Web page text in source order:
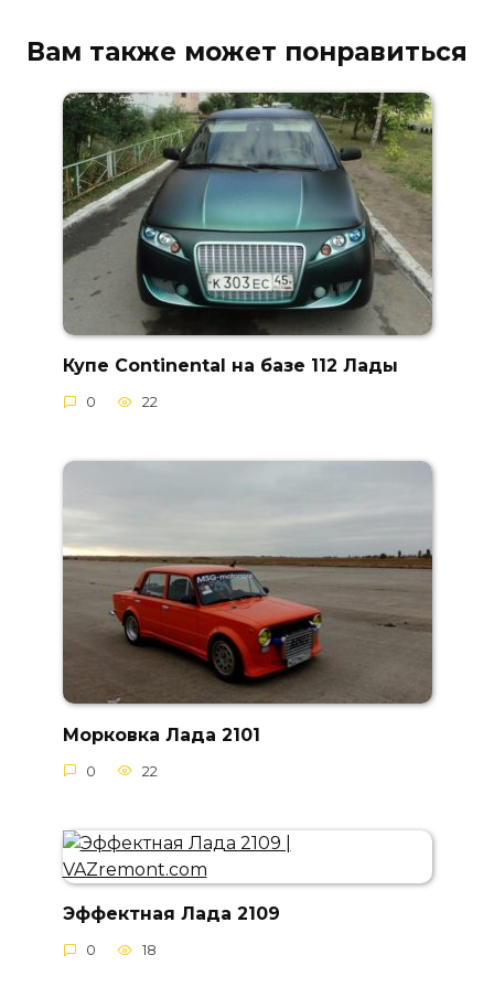
Вам также может понравиться
Купе Continental на базе 112 Лады
0 22
Морковка Лада 2101
0 22
Эффектная Лада 2109
0 18